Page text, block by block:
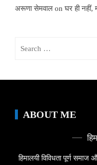
अरूणा सेमवाल onघर ही नहीं,
ABOUT ME
हिमालयी विविधता पूर्ण